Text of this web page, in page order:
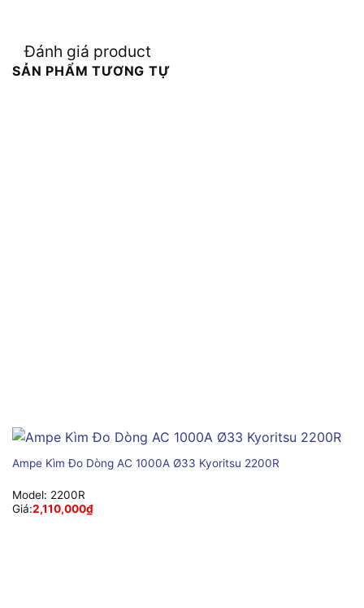
Đánh giá product
SẢN PHẨM TƯƠNG TỰ
Ampe Kìm Đo Dòng AC 1000A Ø33 Kyoritsu 2200R
Model: 2200R
Giá:2,110,000₫